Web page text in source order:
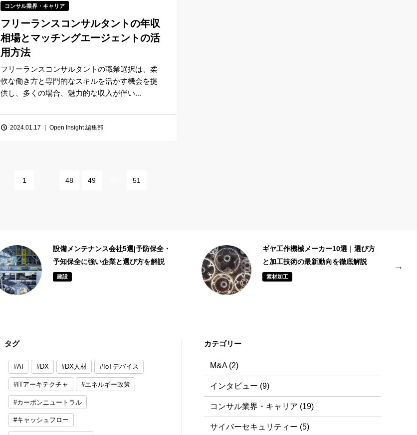
コンサル業界・キャリア
フリーランスコンサルタントの年収
相場とマッチングエージェントの活
用方法
フリーランスコンサルタントの職業選択は、柔
軟な働き方と専門的なスキルを活かす機会を提
供し、多くの場合、魅力的な収入が伴い...
2024.01.17 Open Insight 編集部
1 48 49 51
ギヤ工作機械メーカー10選｜選び方
と加工技術の最新動向を徹底解説
素材加工
国内EPC事業者5選
建設
タグ
AI DX DX人材 IoTデバイス
ITアーキテクチャ エネルギー政策
カーボンニュートラル
キャッシュフロー
カテゴリー
M&A(2)
インタビュー (9)
コンサル業界・キャリア (19)
サイバーセキュリティー (5)